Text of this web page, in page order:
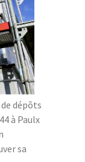
dépôts
à Paulx
sa